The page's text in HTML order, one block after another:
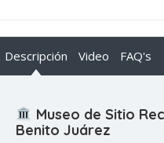
Descripción Video FAQ's
Museo de Sitio
Benito Juárez